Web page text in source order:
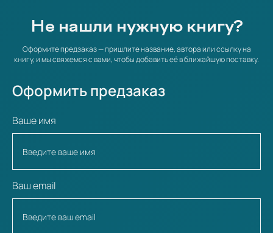
Не нашли нужную книгу?
Оформите предзаказ — пришлите название, автора или ссылку на
книгу, и мы свяжемся с вами, чтобы добавить её в ближайшую поставку.
Оформить предзаказ
Ваше имя
Ваш email